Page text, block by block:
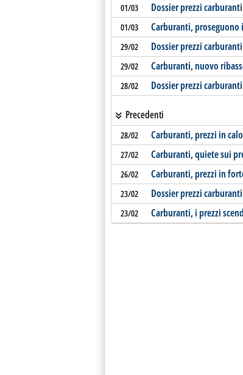
01/03 Dossier prezzi carburanti
01/03 Carburanti, proseguono
29/02 Dossier prezzi carburanti
29/02 Carburanti, nuovo
28/02 Dossier prezzi carburanti
Precedenti
28/02 Carburanti, prezzi in calo
27/02 Carburanti, quiete sui
26/02 Carburanti, prezzi in
23/02 Dossier prezzi carburanti
23/02 Carburanti, i prezzi